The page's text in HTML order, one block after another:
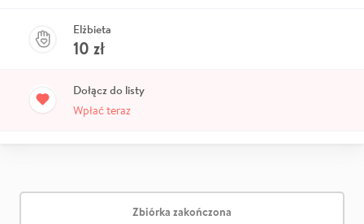
Elżbieta
10 zł
Dołącz do listy
Wpłać teraz
Zbiórka zakończona